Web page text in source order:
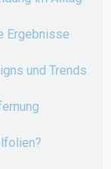
Ergebnisse
und Trends